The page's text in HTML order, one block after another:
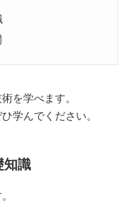
を学べます。
学んでください。
知識